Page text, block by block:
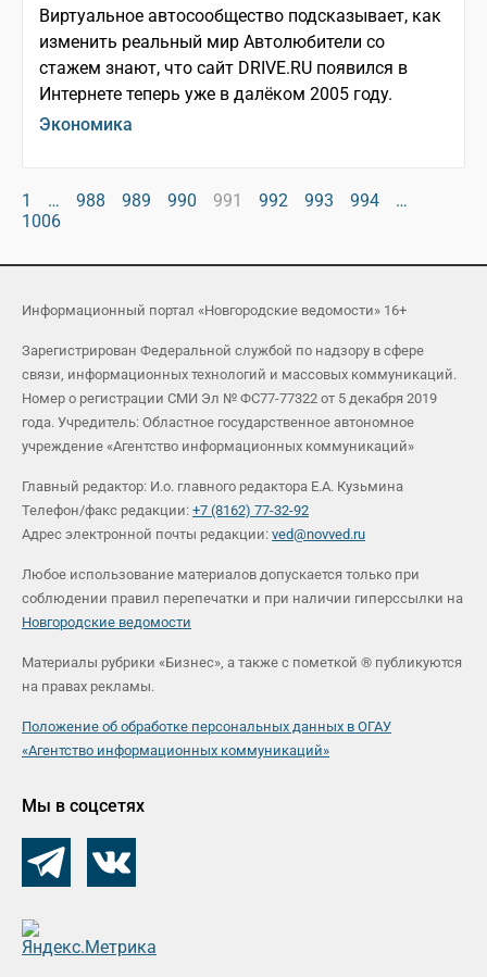
Виртуальное автосообщество подсказывает, как
изменить реальный мир Автолюбители со
стажем знают, что сайт DRIVE.RU появился в
Интернете теперь уже в далёком 2005 году.
Экономика
1 … 988 989 990 991 992 993 994
…
1006
Информационный портал «Новгородские ведомости» 16+
Зарегистрирован Федеральной службой по надзору в сфере
связи, информационных технологий и массовых коммуникаций.
Номер о регистрации СМИ Эл № ФС77-77322 от 5 декабря 2019
года. Учредитель: Областное государственное автономное
учреждение «Агентство информационных коммуникаций»
Главный редактор: И.о. главного редактора Е.А. Кузьмина
Телефон/факс редакции: +7 (8162) 77-32-92
Адрес электронной почты редакции: ved@novved.ru
Любое использование материалов допускается только при
соблюдении правил перепечатки и при наличии гиперссылки на
Новгородские ведомости
Материалы рубрики «Бизнес», а также с пометкой ® публикуются
на правах рекламы.
Положение об обработке персональных данных в ОГАУ
«Агентство информационных коммуникаций»
Мы в соцсетях